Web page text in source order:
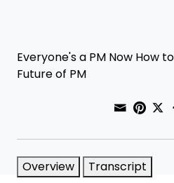
Everyone's a PM Now How
Future of PM
Print
Overview Transcript